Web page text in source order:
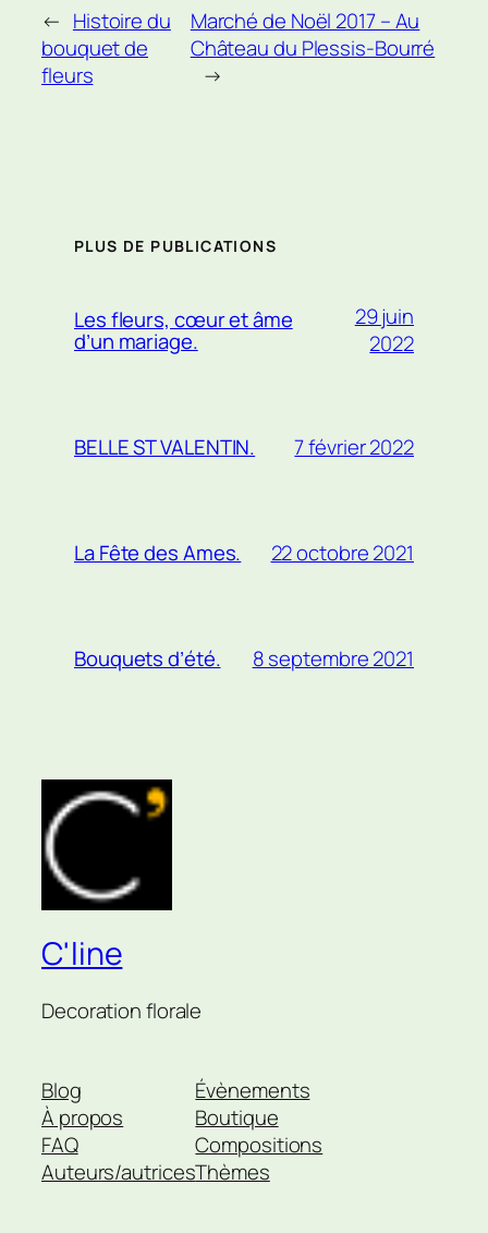
← Histoire du
bouquet de
fleurs
Marché de Noël 2017 – Au
Château du Plessis-Bourré
→
PLUS DE PUBLICATIONS
Les fleurs, cœur et âme
d’un mariage.
29 juin
2022
BELLE ST VALENTIN. 7 février 2022
La Fête des Ames. 22 octobre 2021
Bouquets d’été. 8 septembre 2021
C'line
Decoration florale
Blog
À propos
FAQ
Auteurs/autrices
Évènements
Boutique
Compositions
Thèmes